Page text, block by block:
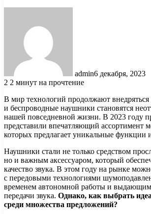
admin6 декабря, 2023
2 2 минут на прочтение
В мир технологий продолжают
и беспроводные наушники становятся
нашей повседневной жизни. В 2023 году
представили впечатляющий ассортимент
которых предлагает уникальные функции
Наушники стали не только средством
но и важным аксессуаром, который
качество звука. В этом году на рынке
с передовыми технологиями
временем автономной работы и
передачи звука. Однако, как выбрать
среди множества предложений?